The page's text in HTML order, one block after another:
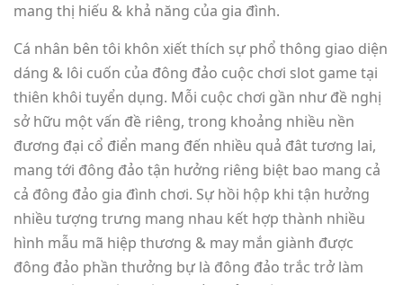
mang thị hiếu & khả năng của gia đình.
Cá nhân bên tôi khôn xiết thích sự phổ thông giao diện
dáng & lôi cuốn của đông đảo cuộc chơi slot game tại
thiên khôi tuyển dụng. Mỗi cuộc chơi gần như đề nghị
sở hữu một vấn đề riêng, trong khoảng nhiều nền
đương đại cổ điển mang đến nhiều quả đât tương lai,
mang tới đông đảo tận hưởng riêng biệt bao mang cả
cả đông đảo gia đình chơi. Sự hồi hộp khi tận hưởng
nhiều tượng trưng mang nhau kết hợp thành nhiều
hình mẫu mã hiệp thương & may mắn giành được
đông đảo phần thưởng bự là đông đảo trắc trở làm